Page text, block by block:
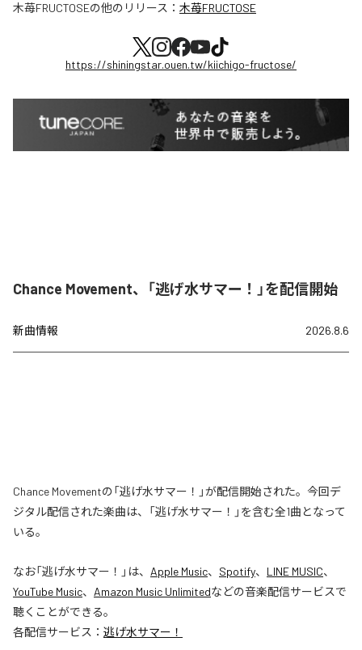
木苺FRUCTOSEの他のリリース： 木苺FRUCTOSE
https://shiningstar.ouen.tw/kiichigo-fructose/
Chance Movement、「逃げ水サマー！」を配信開始
新曲情報 2026.8.6
Chance Movementの「逃げ水サマー！」が配信開始された。今回デ
ジタル配信された楽曲は、「逃げ水サマー！」を含む全1曲となって
いる。
なお「逃げ水サマー！ 」は、 Apple Music、 Spotify、 LINE MUSIC、
YouTube Music、 Amazon Music Unlimitedなどの音楽配信サービスで
聴くことができる。
各配信サービス： 逃げ水サマー！